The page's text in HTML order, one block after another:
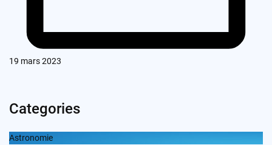
19 mars 2023
Categories
Astronomie